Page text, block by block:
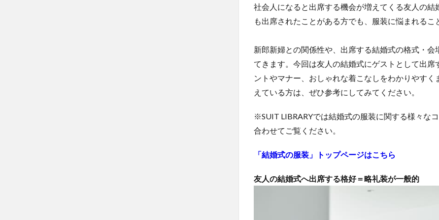
社会人になると出席する機会が増えてくる友人の
も出席されたことがある方でも、服装に悩まれるこ
新郎新婦との関係性や、出席する結婚式の格式・
てきます。今回は友人の結婚式にゲストとして出
ントやマナー、おしゃれな着こなしをわかりやす
えている方は、ぜひ参考にしてみてください。
※SUIT LIBRARYでは結婚式の服装に関する様々な
合わせてご覧ください。
「結婚式の服装」トップページはこちら
友人の結婚式へ出席する格好＝略礼装が一般的